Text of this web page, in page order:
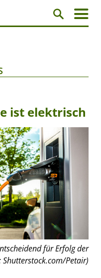
ist elektrisch
für Erfolg der
Petair)